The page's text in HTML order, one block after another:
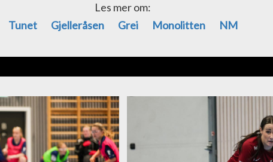
Les mer om:
Tunet
Gjelleråsen Grei Monolitten NM